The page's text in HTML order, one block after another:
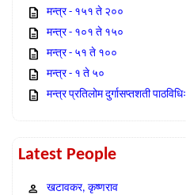
मन्त्र - १५१ ते २००
मन्त्र - १०१ ते १५०
मन्त्र - ५१ ते १००
मन्त्र - १ ते ५०
मन्त्र प्रतिलोम दुर्गासप्तशती पाठविधिः
Latest People
खटावकर, कृष्णराव